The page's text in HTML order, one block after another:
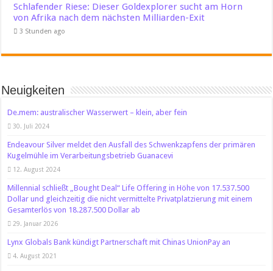
Schlafender Riese: Dieser Goldexplorer sucht am Horn
von Afrika nach dem nächsten Milliarden-Exit
3 Stunden ago
Neuigkeiten
De.mem: australischer Wasserwert – klein, aber fein
30. Juli 2024
Endeavour Silver meldet den Ausfall des Schwenkzapfens der primären
Kugelmühle im Verarbeitungsbetrieb Guanacevi
12. August 2024
Millennial schließt „Bought Deal“ Life Offering in Höhe von 17.537.500
Dollar und gleichzeitig die nicht vermittelte Privatplatzierung mit einem
Gesamterlös von 18.287.500 Dollar ab
29. Januar 2026
Lynx Globals Bank kündigt Partnerschaft mit Chinas UnionPay an
4. August 2021